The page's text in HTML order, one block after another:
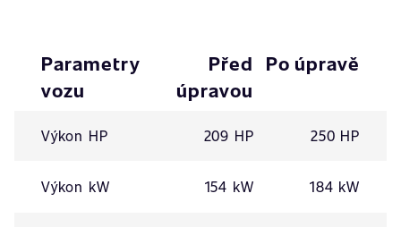
Parametry
vozu
Před
úpravou
Po úpravě
Výkon HP 209 HP 250 HP
Výkon kW 154 kW 184 kW